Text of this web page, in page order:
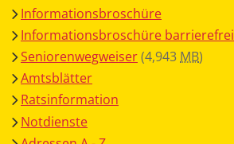
Informationsbroschüre
Informationsbroschüre barrierefrei
Seniorenwegweiser(4,943 MB)
Amtsblätter
Ratsinformation
Notdienste